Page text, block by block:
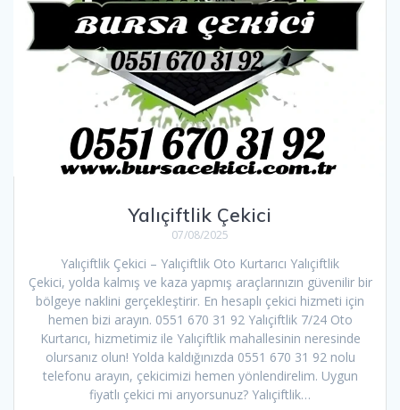
Yalıçiftlik Çekici
07/08/2025
Yalıçiftlik Çekici – Yalıçiftlik Oto Kurtarıcı Yalıçiftlik
Çekici, yolda kalmış ve kaza yapmış araçlarınızın güvenilir bir
bölgeye naklini gerçekleştirir. En hesaplı çekici hizmeti için
hemen bizi arayın. 0551 670 31 92 Yalıçiftlik 7/24 Oto
Kurtarıcı, hizmetimiz ile Yalıçiftlik mahallesinin neresinde
olursanız olun! Yolda kaldığınızda 0551 670 31 92 nolu
telefonu arayın, çekicimizi hemen yönlendirelim. Uygun
fiyatlı çekici mi arıyorsunuz? Yalıçiftlik…